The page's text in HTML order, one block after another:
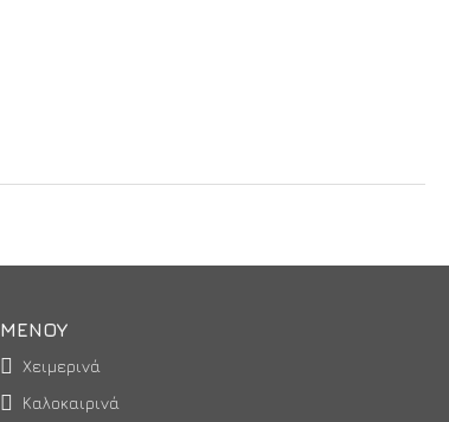
ΜΕΝΟΥ
Χειμερινά
Καλοκαιρινά